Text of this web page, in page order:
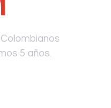
5 años.